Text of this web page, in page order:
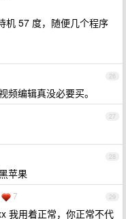
机 57 度，随便几个程序
26
编辑真没必要买。
27
28
苹果
29
7
我用着正常，你正常不代